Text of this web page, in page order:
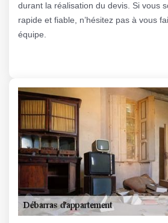
durant la réalisation du devis. Si vous
rapide et fiable, n’hésitez pas à vous
équipe.